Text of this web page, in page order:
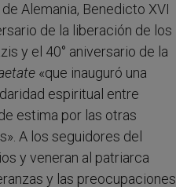
Alemania, Benedicto XVI
de la liberación de los
y el 40° aniversario de la
«que inauguró una
espiritual entre
estima por las otras
A los seguidores del
y veneran al patriarca
y las preocupaciones